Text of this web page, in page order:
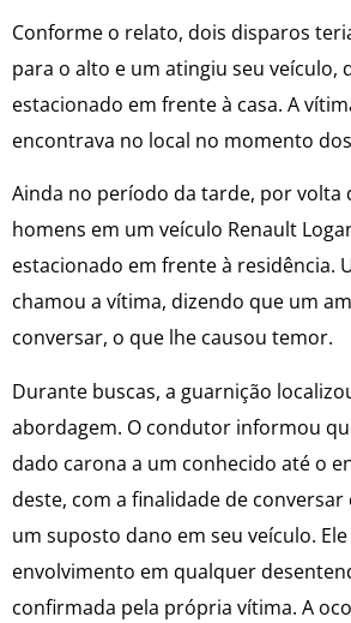
Conforme o relato, dois disparos
para o alto e um atingiu seu veículo,
estacionado em frente à casa. A
encontrava no local no momento
Ainda no período da tarde, por volta
homens em um veículo Renault
estacionado em frente à residência.
chamou a vítima, dizendo que um
conversar, o que lhe causou temor.
Durante buscas, a guarnição
abordagem. O condutor informou
dado carona a um conhecido até o
deste, com a finalidade de
um suposto dano em seu veículo.
envolvimento em qualquer
confirmada pela própria vítima. A